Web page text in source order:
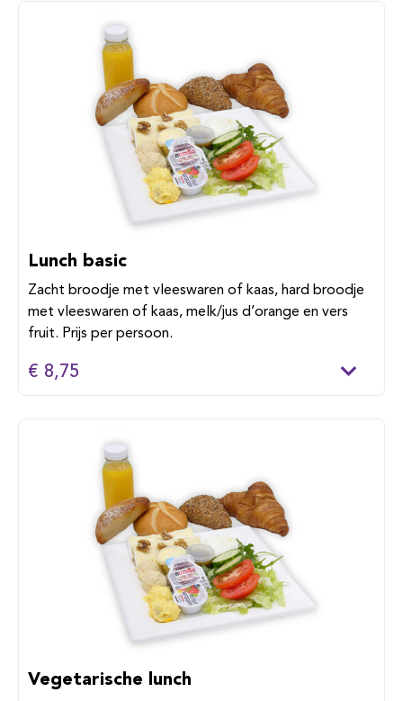
Lunch basic
Zacht broodje met vleeswaren of kaas, hard broodje
met vleeswaren of kaas, melk/jus d’orange en vers
fruit. Prijs per persoon.
€ 8,75
Vegetarische lunch